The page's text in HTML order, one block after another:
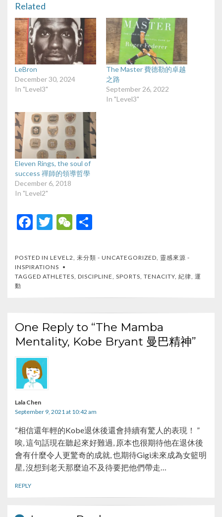
Related
LeBron
December 30, 2024
In "Level3"
The Master 費德勒的卓越
之路
September 26, 2022
In "Level3"
Eleven Rings, the soul of
success 禪師的領導哲學
December 6, 2018
In "Level2"
F
e
b
o
T
itt
er
W
C
h
at
ar
e
POSTED IN LEVEL2 未分類 - UNCATEGORIZED 靈感來源 -
INSPIRATIONS
TAGGED ATHLETES DISCIPLINE SPORTS TENACITY 紀律 運
動
One Reply to “The Mamba
Mentality, Kobe Bryant 曼巴精神”
Lala Chen
September 9, 2021 at 10:42 am
“相信還年輕的Kobe退休後還會持續有驚人的表現！ ”
唉, 這句話現在聽起來好難過, 原本也很期待他在退休後
會有什麼令人更驚奇的成就, 也期待Gigi未來成為女籃明
星, 沒想到老天那麼迫不及待要把他們帶走…
REPLY